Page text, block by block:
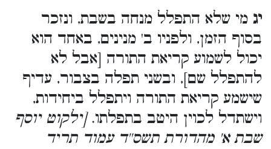
יג מי שלא התפלל מנחה בשבת, ונזכר
בסוף הזמן, ולפניו ב' מנינים, באחד הוא
יכול לשמוע קריאת התורה [אבל לא
להתפלל שם], ובשני תפלה בצבור, עדיף
שישמע קריאת התורה ויתפלל ביחידות,
וישתדל לכוין היטב בתפלתו.[ילקוט יוסף
שבת א' מהדורת תשס''ד עמוד תריד